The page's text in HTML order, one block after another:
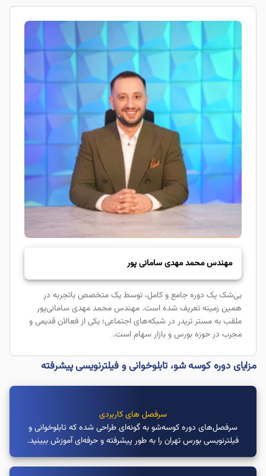
مهندس محمد مهدی سامانی پور
بی‌شک یک دوره جامع و کامل، توسط یک متخصص باتجربه در
همین زمینه تعریف شده است. مهندس محمد مهدی سامانی‌پور
ملقب به مستر تریدر در شبکه‌های اجتماعی؛ یکی از فعالان قدیمی و
مجرب در حوزه بورس و بازار سهام است.
مزایای دوره کوسه شو، تابلوخوانی و فیلترنویسی پیشرفته
سرفصل های کاربردی
سرفصل‌های دوره کوسه‌شو به گونه‌ای طراحی شده که تابلوخوانی و
فیلترنویسی بورس تهران را به طور پیشرفته و حرفه‌ای آموزش ببینید.